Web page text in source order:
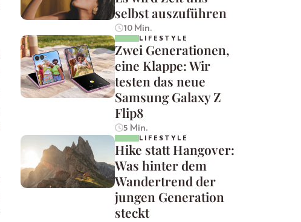
selbst auszuführen
10 Min.
LIFESTYLE
Zwei Generationen,
eine Klappe: Wir
testen das neue
Samsung Galaxy Z
Flip8
5 Min.
LIFESTYLE
Hike statt Hangover:
Was hinter dem
Wandertrend der
jungen Generation
steckt